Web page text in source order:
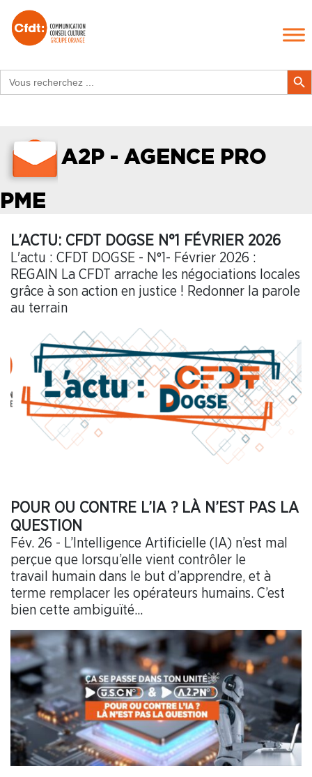
for:
Search
A2P - AGENCE PRO
PME
L’ACTU: CFDT DOGSE N°1 FÉVRIER 2026
L'actu : CFDT DOGSE - N°1- Février 2026 :
REGAIN La CFDT arrache les négociations locales
grâce à son action en justice ! Redonner la parole
au terrain
POUR OU CONTRE L’IA ? LÀ N’EST PAS LA
QUESTION
Fév. 26 - L’Intelligence Artificielle (IA) n’est mal
perçue que lorsqu’elle vient contrôler le
travail humain dans le but d’apprendre, et à
terme remplacer les opérateurs humains. C’est
bien cette ambiguïté...